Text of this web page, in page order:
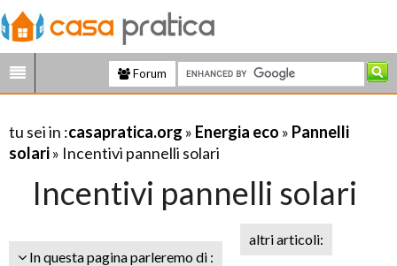
Forum
tu sei in :casapratica.org » Energia eco » Pannelli
solari» Incentivi pannelli solari
Incentivi pannelli solari
In questa pagina parleremo di :
altri articoli: